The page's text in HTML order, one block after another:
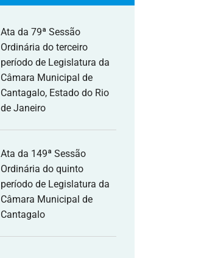
Ata da 79ª Sessão
Ordinária do terceiro
período de Legislatura da
Câmara Municipal de
Cantagalo, Estado do Rio
de Janeiro
Ata da 149ª Sessão
Ordinária do quinto
período de Legislatura da
Câmara Municipal de
Cantagalo